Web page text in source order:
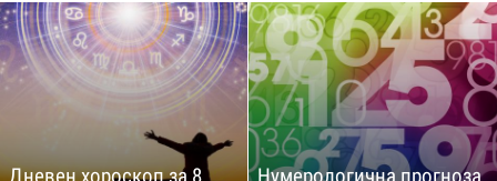
Дневен хороскоп за 8
Нумерологична прогноза